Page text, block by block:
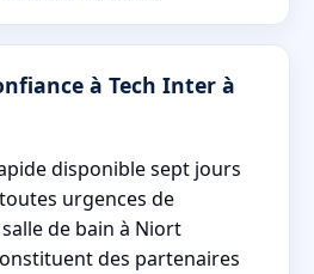
à Tech Inter à
disponible sept jours
urgences de
de bain à Niort
des partenaires